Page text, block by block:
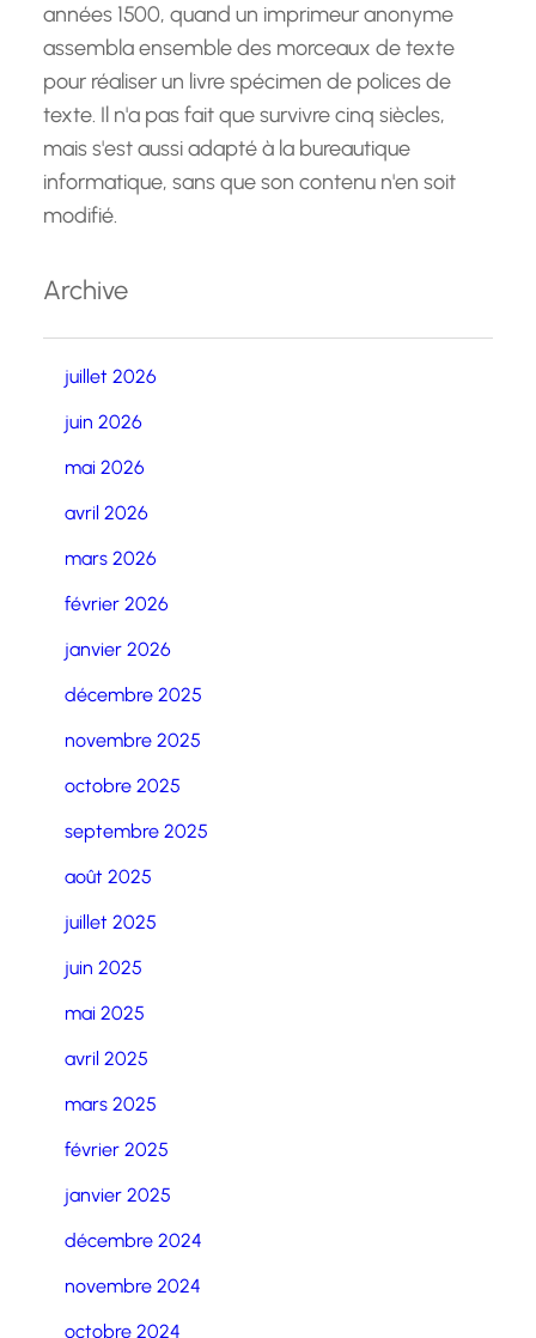
années 1500, quand un imprimeur anonyme
assembla ensemble des morceaux de texte
pour réaliser un livre spécimen de polices de
texte. Il n'a pas fait que survivre cinq siècles,
mais s'est aussi adapté à la bureautique
informatique, sans que son contenu n'en soit
modifié.
Archive
juillet 2026
juin 2026
mai 2026
avril 2026
mars 2026
février 2026
janvier 2026
décembre 2025
novembre 2025
octobre 2025
septembre 2025
août 2025
juillet 2025
juin 2025
mai 2025
avril 2025
mars 2025
février 2025
janvier 2025
décembre 2024
novembre 2024
octobre 2024